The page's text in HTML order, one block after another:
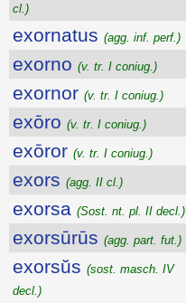
cl.)
exornatus (agg. inf. perf.)
exorno (v. tr. I coniug.)
exornor (v. tr. I coniug.)
exōro (v. tr. I coniug.)
exōror (v. tr. I coniug.)
exors (agg. II cl.)
exorsa (Sost. nt. pl. II decl.)
exorsūrūs (agg. part. fut.)
exorsŭs (sost. masch. IV
decl.)